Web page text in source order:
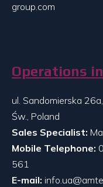
group.com
Operations
ul. Sandomierska
Św., Poland
Sales Specialist:
Mobile Telephone:
561
E-mail: